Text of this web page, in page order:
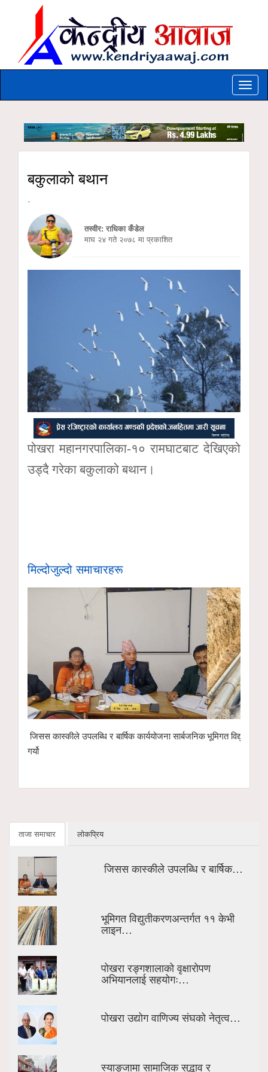
Toggle
बकुलाको बथान
-
तस्वीर: राधिका कँडेल
माघ २४ गते २०७८ मा प्रकाशित
पोखरा महानगरपालिका-१० रामघाटबाट देखिएको
उड्दै गरेका बकुलाको बथान।
मिल्दोजुल्दो समाचारहरू
जिसस कास्कीले उपलब्धि र बार्षिक कार्ययोजना सार्बजनिक
गर्यो
भूमिगत
ताजा समाचार लोकप्रिय
जिसस कास्कीले उपलब्धि र बार्षिक…
भूमिगत विद्युतीकरणअन्तर्गत ११ केभी
लाइन…
पोखरा रङ्गशालाको वृक्षारोपण
अभियानलाई सहयोगः…
पोखरा उद्योग वाणिज्य संघको नेतृत्व…
स्याङ्जामा सामाजिक सद्भाव र